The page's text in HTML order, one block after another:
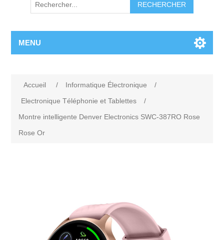
RECHERCHER
MENU
Accueil / Informatique Électronique
/
Electronique Téléphonie et Tablettes
/
Montre intelligente Denver Electronics SWC-387RO Rose
Rose Or